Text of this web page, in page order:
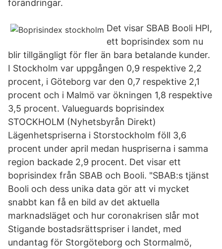
förändringar.
Det visar SBAB Booli HPI,
ett boprisindex som nu
blir tillgängligt för fler än bara betalande kunder.
I Stockholm var uppgången 0,9 respektive 2,2
procent, i Göteborg var den 0,7 respektive 2,1
procent och i Malmö var ökningen 1,8 respektive
3,5 procent. Valueguards boprisindex
STOCKHOLM (Nyhetsbyrån Direkt)
Lägenhetspriserna i Storstockholm föll 3,6
procent under april medan huspriserna i samma
region backade 2,9 procent. Det visar ett
boprisindex från SBAB och Booli. "SBAB:s tjänst
Booli och dess unika data gör att vi mycket
snabbt kan få en bild av det aktuella
marknadsläget och hur coronakrisen slår mot
Stigande bostadsrättspriser i landet, med
undantag för Storgöteborg och Stormalmö,